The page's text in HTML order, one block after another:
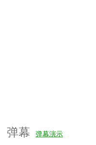
弹幕 弹幕演示